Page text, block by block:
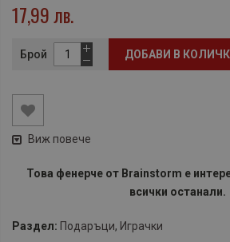
17,99 лв.
Брой ДОБАВИ В
Виж повече
Това фенерче от Brainstorm e
всички останали.
Раздел: Подаръци, Играчки